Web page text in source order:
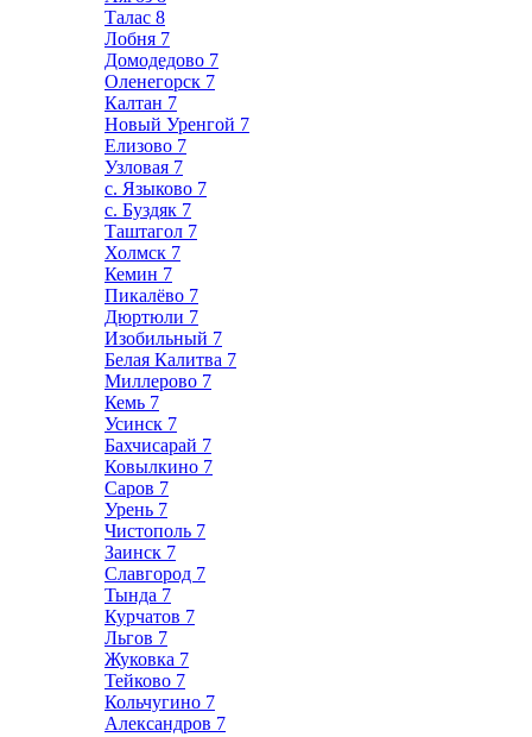
Талас 8
Лобня 7
Домодедово 7
Оленегорск 7
Калтан 7
Новый Уренгой 7
Елизово 7
Узловая 7
с. Языково 7
с. Буздяк 7
Таштагол 7
Холмск 7
Кемин 7
Пикалёво 7
Дюртюли 7
Изобильный 7
Белая Калитва 7
Миллерово 7
Кемь 7
Усинск 7
Бахчисарай 7
Ковылкино 7
Саров 7
Урень 7
Чистополь 7
Заинск 7
Славгород 7
Тында 7
Курчатов 7
Льгов 7
Жуковка 7
Тейково 7
Кольчугино 7
Александров 7